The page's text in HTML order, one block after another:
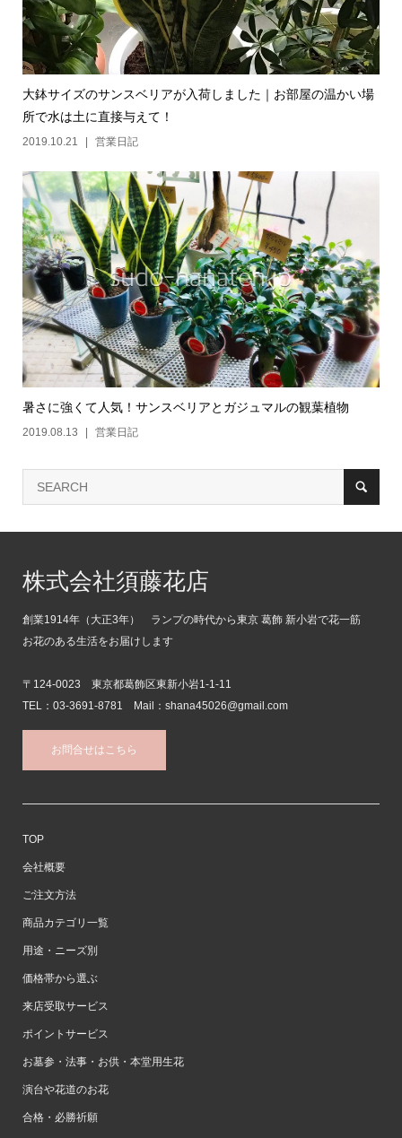
大鉢サイズのサンスベリアが入荷しました｜お部屋の温かい場
所で水は土に直接与えて！
2019.10.21 営業日記
暑さに強くて人気！サンスベリアとガジュマルの観葉植物
2019.08.13 営業日記
株式会社須藤花店
創業1914年（大正3年） ランプの時代から東京 葛飾 新小岩で花一筋
お花のある生活をお届けします
〒124-0023 東京都葛飾区東新小岩1-1-11
TEL：03-3691-8781 Mail：shana45026@gmail.com
お問合せはこちら
TOP
会社概要
ご注文方法
商品カテゴリ一覧
用途・ニーズ別
価格帯から選ぶ
来店受取サービス
ポイントサービス
お墓参・法事・お供・本堂用生花
演台や花道のお花
合格・必勝祈願